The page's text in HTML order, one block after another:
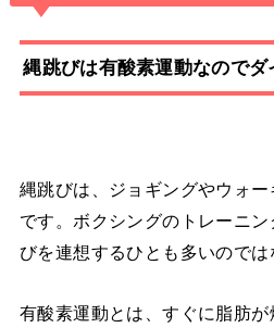
縄跳びは有酸素運動なので
縄跳びは、ジョギングやウォ
です。ボクシングのトレーニ
びを連想するひとも多いのでは
有酸素運動とは、すぐに脂肪